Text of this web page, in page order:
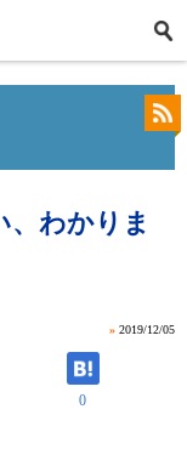
、わかりま
» 2019/12/05
0